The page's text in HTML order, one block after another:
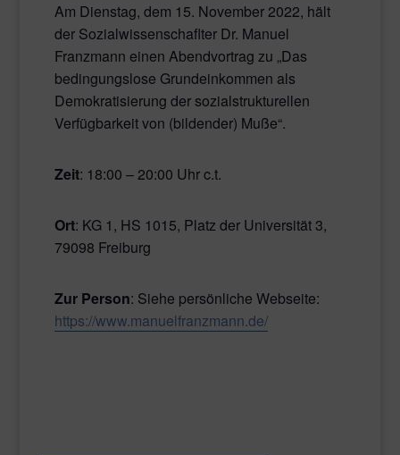
Am Dienstag, dem 15. November 2022, hält
der Sozialwissenschaflter Dr. Manuel
Franzmann einen Abendvortrag zu „Das
bedingungslose Grundeinkommen als
Demokratisierung der sozialstrukturellen
Verfügbarkeit von (bildender) Muße“.
Zeit: 18:00 – 20:00 Uhr c.t.
Ort: KG 1, HS 1015, Platz der Universität 3,
79098 Freiburg
Zur Person: Siehe persönliche Webseite:
https://www.manuelfranzmann.de/